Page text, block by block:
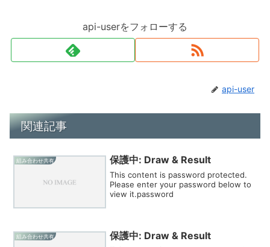
api-userをフォローする
api-user
関連記事
組み合わせ共有 保護中: Draw & Result
This content is password protected.
Please enter your password below to
view it.password
組み合わせ共有 保護中: Draw & Result